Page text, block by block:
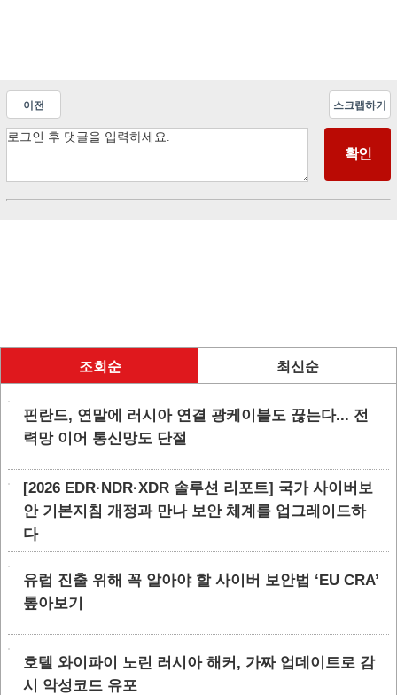
이전 스크랩하기
조회순 최신순
핀란드, 연말에 러시아 연결 광케이블도 끊는다... 전
력망 이어 통신망도 단절
[2026 EDR·NDR·XDR 솔루션 리포트] 국가 사이버보
안 기본지침 개정과 만나 보안 체계를 업그레이드하
다
유럽 진출 위해 꼭 알아야 할 사이버 보안법 ‘EU CRA’
톺아보기
호텔 와이파이 노린 러시아 해커, 가짜 업데이트로 감
시 악성코드 유포